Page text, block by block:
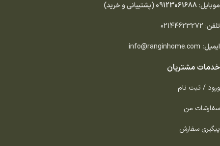
موبایل:09123061688(پشتیبانی و خرید)
تلفن:
02144623272
ایمیل: info@ranginhome.com
خدمات مشتریان
ورود / ثبت نام
سفارشات من
پیگیری سفارش